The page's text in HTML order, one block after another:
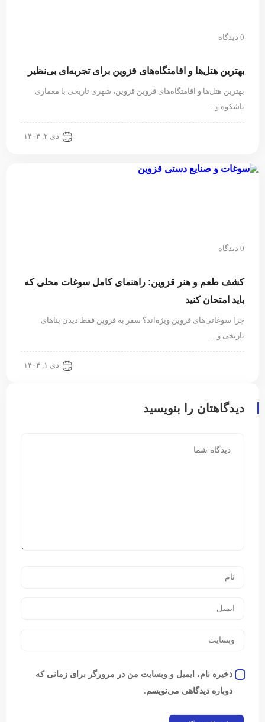
0 دیدگاه
بهترین هتل‌ها و اقامتگاه‌های قزوین برای تجربه‌ای بی‌نظیر
بهترین هتل‌ها و اقامتگاه‌های قزوین قزوین، شهری تاریخی با معماری
باشکوه و…
دی ۲, ۱۴۰۴
0 دیدگاه
کشف طعم و هنر قزوین: راهنمای کامل سوغات محلی که
باید امتحان کنید
چرا سوغاتی‌های قزوین ویژه‌اند؟ سفر به قزوین فقط دیدن بناهای
تاریخی و…
دی ۱, ۱۴۰۴
دیدگاهتان را بنویسید
ذخیره نام، ایمیل و وبسایت من در مرورگر برای زمانی که
دوباره دیدگاهی می‌نویسم.